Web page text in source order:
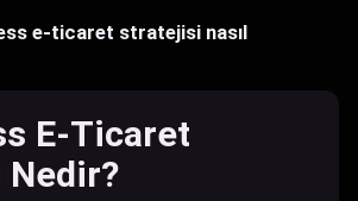
e-ticaret stratejisi nasıl
E-Ticaret
Nedir?